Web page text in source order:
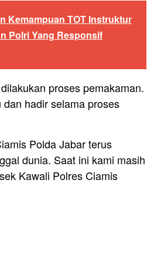
Kemampuan TOT Instruktur
Polri Yang Responsif
proses pemakaman.
hadir selama proses
Polda Jabar terus
dunia. Saat ini kami masih
Kawali Polres Ciamis